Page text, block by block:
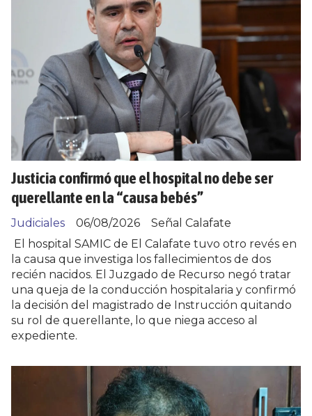
Justicia confirmó que el hospital no debe ser
querellante en la “causa bebés”
Señal Calafate
Judiciales
06/08/2026
El hospital SAMIC de El Calafate tuvo otro revés en
la causa que investiga los fallecimientos de dos
recién nacidos. El Juzgado de Recurso negó tratar
una queja de la conducción hospitalaria y confirmó
la decisión del magistrado de Instrucción quitando
su rol de querellante, lo que niega acceso al
expediente.